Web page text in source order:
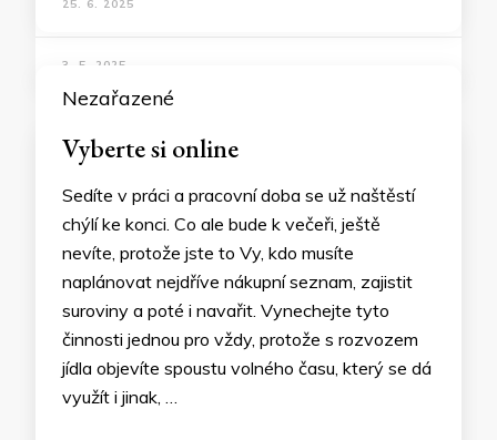
25. 6. 2025
Nezařazené
Vyberte si online
Sedíte v práci a pracovní doba se už naštěstí
chýlí ke konci. Co ale bude k večeři, ještě
nevíte, protože jste to Vy, kdo musíte
naplánovat nejdříve nákupní seznam, zajistit
suroviny a poté i navařit. Vynechejte tyto
činnosti jednou pro vždy, protože s rozvozem
jídla objevíte spoustu volného času, který se dá
využít i jinak, …